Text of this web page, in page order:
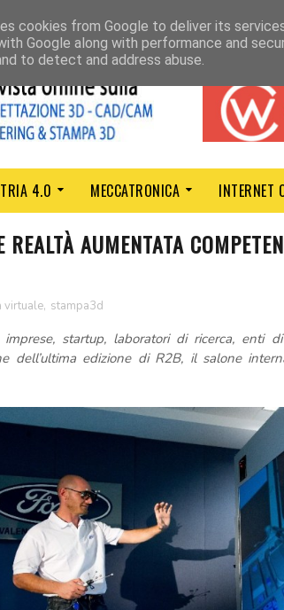
4.0 MECCATRONICA INTERNET
AUMENTATA
virtuale, stampa3d
startup, laboratori di ricerca, enti
dell’ultima edizione di R2B, il salone
cookies from Google to deliver its
Google along with performance and
to detect and address abuse.